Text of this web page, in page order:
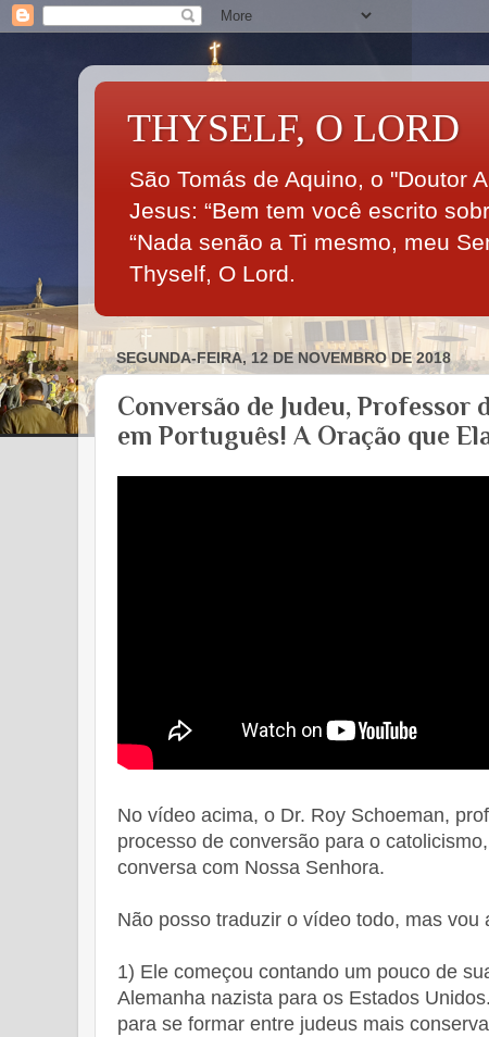
THYSELF, O LORD
São Tomás de Aquino, o "Doutor
Jesus: “Bem tem você escrito
“Nada senão a Ti mesmo, meu
Thyself, O Lord.
SEGUNDA-FEIRA, 12 DE NOVEMBRO DE 2018
Conversão de Judeu, Professor
em Português! A Oração que
No vídeo acima, o Dr. Roy Schoeman,
processo de conversão para o
conversa com Nossa Senhora.
Não posso traduzir o vídeo todo, mas vou
1) Ele começou contando um pouco de
Alemanha nazista para os Estados
para se formar entre judeus mais